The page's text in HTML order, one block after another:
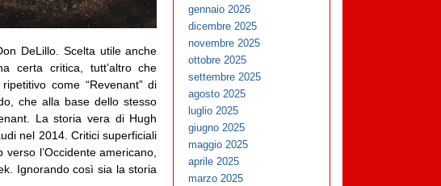
DeLillo. Scelta utile anche
certa critica, tutt’altro che
come “Revenant” di
che alla base dello stesso
La storia vera di Hugh
nel 2014. Critici superficiali
l’Occidente americano,
Ignorando così sia la storia
gennaio 2026
dicembre 2025
novembre 2025
ottobre 2025
settembre 2025
agosto 2025
luglio 2025
giugno 2025
maggio 2025
aprile 2025
marzo 2025